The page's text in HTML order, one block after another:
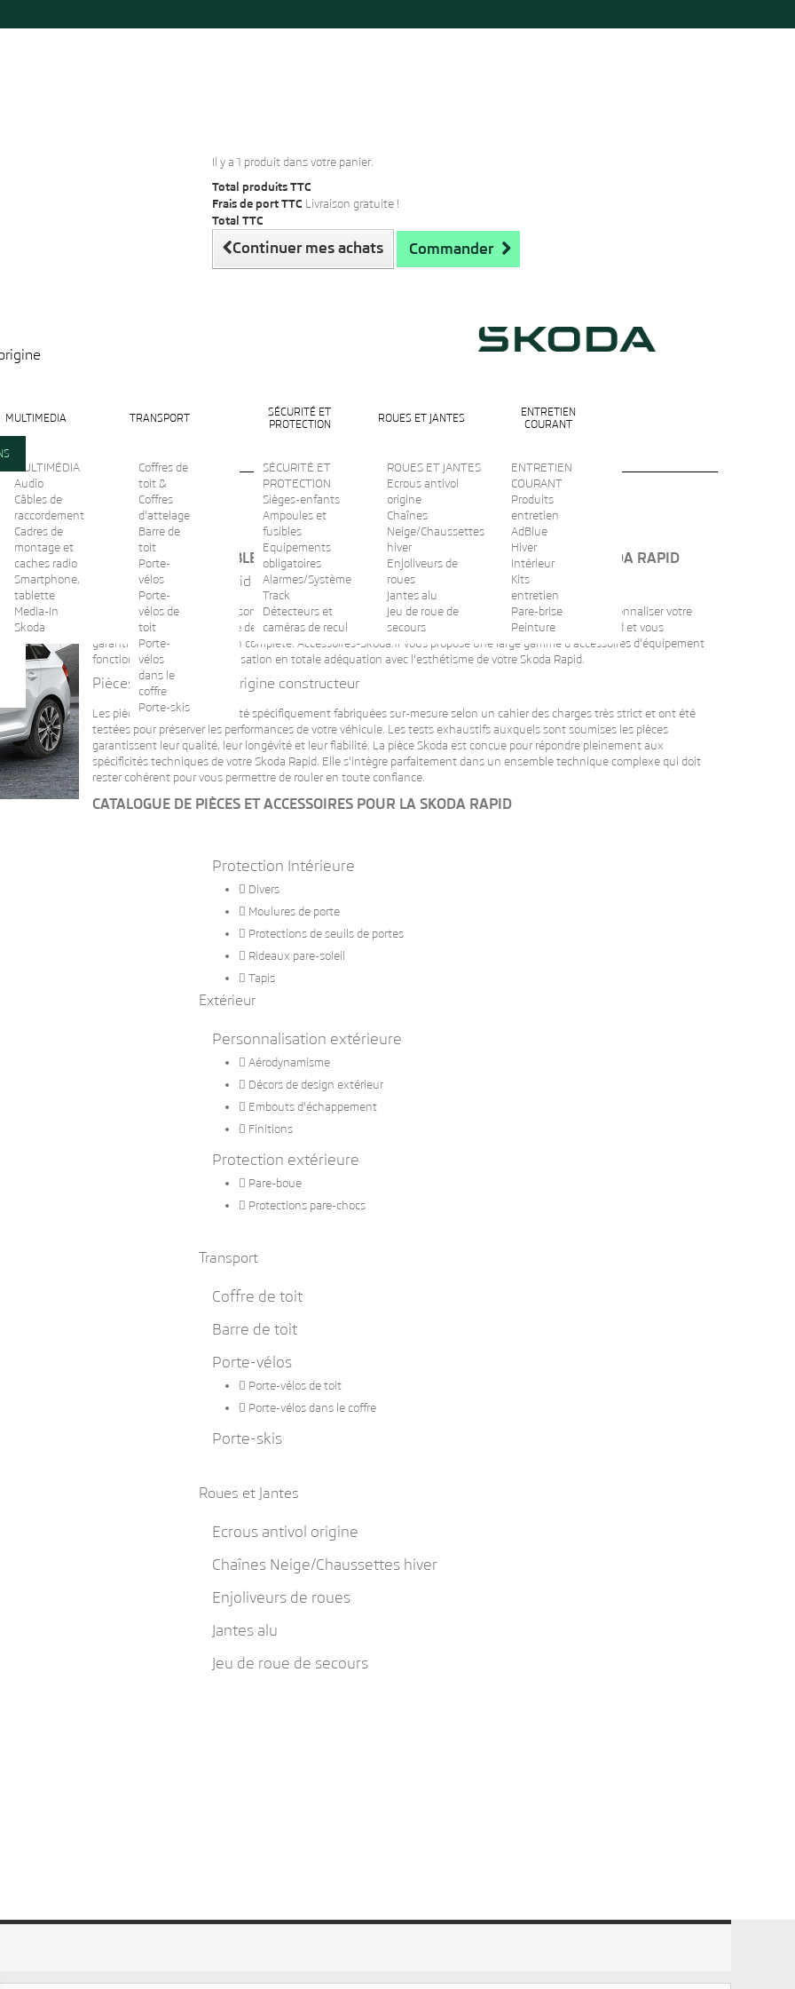
Il y a 1 produit dans votre panier.
Total produits TTC
Frais de port TTC Livraison gratuite !
Total TTC
Continuer mes achats Commander
MULTIMEDIA
MULTIMÉDIA
Audio
Câbles de
raccordement
Cadres de
montage et
caches radio
Smartphone,
tablette
Media-In
Skoda
TRANSPORT
Coffres de
toit &
Coffres
d'attelage
Barre de
toit
Porte-
vélos
Porte-
vélos de
toit
Porte-
vélos
dans le
coffre
Porte-skis
SÉCURITÉ ET
PROTECTION
SÉCURITÉ ET
PROTECTION
Sièges-enfants
Ampoules et
fusibles
Equipements
obligatoires
Alarmes/Système
Track
Détecteurs et
caméras de recul
ROUES ET JANTES
ROUES ET JANTES
Ecrous antivol
origine
Chaînes
Neige/Chaussettes
hiver
Enjoliveurs de
roues
Jantes alu
Jeu de roue de
secours
ENTRETIEN
COURANT
ENTRETIEN
COURANT
Produits
entretien
AdBlue
Hiver
Intérieur
Kits
entretien
Pare-brise
Peinture
DÉCOUVREZ L'ENSEMBLE DES ACCESSOIRES ET PIÈCES D'ORIGINE POUR LA SKODA RAPID
Accessoires Skoda Rapid d'origine constructeur
Les accessoires Skoda Rapid sont certifiés d'origine constructeur. Ils ont été conçus pour équiper et personnaliser votre
véhicule de l'intérieur comme de l'extérieur. Les accessoires s'intègrent parfaitement à votre Skoda Rapid et vous
garantissent une satisfaction complète. Accessoires-Skoda.fr vous propose une large gamme d'accessoires d'équipement
fonctionnels et de personnalisation en totale adéquation avec l'esthétisme de votre Skoda Rapid.
Pièces Skoda Rapid d'origine constructeur
Les pièces Skoda Rapid ont été spécifiquement fabriquées sur-mesure selon un cahier des charges très strict et ont été
testées pour préserver les performances de votre véhicule. Les tests exhaustifs auxquels sont soumises les pièces
garantissent leur qualité, leur longévité et leur fiabilité. La pièce Skoda est conçue pour répondre pleinement aux
spécificités techniques de votre Skoda Rapid. Elle s'intègre parfaitement dans un ensemble technique complexe qui doit
rester cohérent pour vous permettre de rouler en toute confiance.
CATALOGUE DE PIÈCES ET ACCESSOIRES POUR LA SKODA RAPID
Protection Intérieure
 Divers
 Moulures de porte
 Protections de seuils de portes
 Rideaux pare-soleil
 Tapis
Extérieur
Personnalisation extérieure
 Aérodynamisme
 Décors de design extérieur
 Embouts d'échappement
 Finitions
Protection extérieure
 Pare-boue
 Protections pare-chocs
Transport
Coffre de toit
Barre de toit
Porte-vélos
 Porte-vélos de toit
 Porte-vélos dans le coffre
Porte-skis
Roues et Jantes
Ecrous antivol origine
Chaînes Neige/Chaussettes hiver
Enjoliveurs de roues
Jantes alu
Jeu de roue de secours